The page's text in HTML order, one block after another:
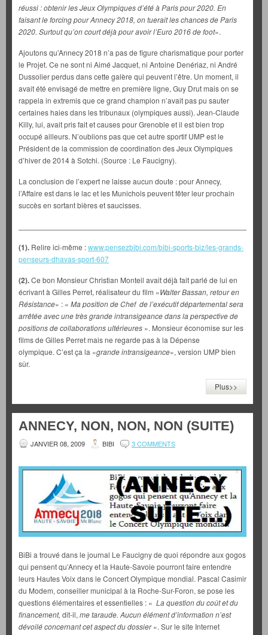
réussi : obtenir les Jeux Olympiques d’été à Paris pour 2020. En
faisant le forcing pour Annecy 2018, on tuerait les chances de Paris
2020. Surtout qu’on court déjà pour avoir l’Euro 2016 de foot».
Ajoutons qu’Annecy 2018 n’a pas de figure charismatique pour porter
le Projet. Ce ne sont ni Aimé Jacquet, ni Antoine Denériaz, ni André
Dussolier perdus dans cette galère qui peuvent l’être. Un moment, il
avait été envisagé de mettre en première ligne, Guy Drut mais on se
rappela in extremis que ce grand champion n’avait pas pu sauter
certaines haies dans les tribunaux (olympiques aussi). Jean-Claude
Killy, lui, avait pris fait et causes pour Grenoble et il est bien trop
occupé ailleurs. N’oublions pas que cet autre sportif UMP est le
Président de la commission de coordination des Jeux Olympiques
d’hiver de 2014 à Sotchi. (Source : Le Faucigny).
La conclusion de l’expert ne laisse aucun doute : pour Annecy,
l’Affaire est dans le lac et les Munichois peuvent fêter leur prochain
succès en sortant bières et saucisses.
(1). Relire ici-même :www.pensezbibi.com/bibi-sports-biz/les-grands-
penseurs-dhavas-sport-607
(2).Ce bon Monsieur Christian Monteil avait déjà fait parlé de lui en
écrivant à Gilles Perret, réalisateur du film «Walter Bassan, retour en
Résistance» : « Ma position de Chef de l’exécutif départemental sera
arrêtée avec une très grande intransigeance dans la perspective de
positions de collaborations ultérieures ». Monsieur économise sur les
films de Gilles Perret mais ne regarde pas à la Dépense
olympique. C’est ça la «grande intransigeance», version UMP bien
sûr.
Plus>>
ANNECY, NON, NON, NON (SUITE)
JANVIER 08, 2009 BIBI 3 COMMENTS
BiBi a trouvé dans le journal Le Faucigny de quoi répondre aux gogos
qui pensent qu’Annecy et la Haute-Savoie pourront faire entendre
leurs Hautes Voix dans le Concert Olympique mondial. Pascal Casimir
du Modem, conseiller municipal à la Roche-Sur-Foron, se pose les
questions élémentaires et essentielles : « La question du coût et du
financement, dit-il, me taraude. Aucun élément d’information n’est
dévoilé concernant cet aspect du dossier». Sur le site Internet